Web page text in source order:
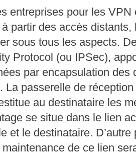
entreprises pour les
partir des accès
sous tous les aspects.
Protocol (ou IPSec),
par encapsulation des
La passerelle de
au destinataire les
se situe dans le lien
et le destinataire.
de ce lien